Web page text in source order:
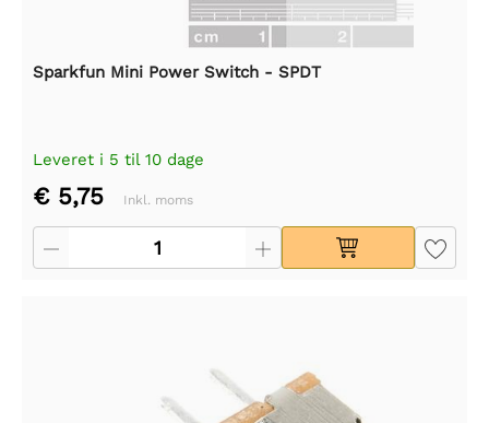
Sparkfun Mini Power Switch - SPDT
Leveret i 5 til 10 dage
€ 5,75 Inkl. moms